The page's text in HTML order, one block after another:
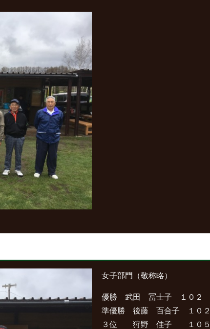
女子部門（敬称略）
優勝 武田 冨士子 １０２
準優勝 後藤 百合子 １０２
３位 狩野 佳子 １０５